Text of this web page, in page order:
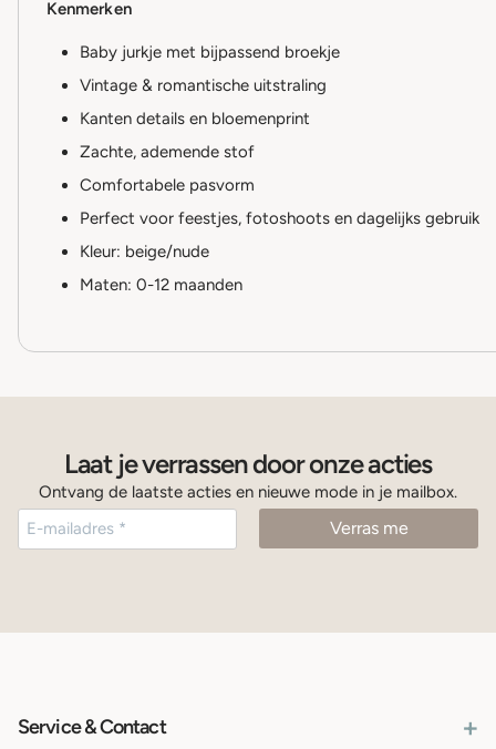
Kenmerken
Baby jurkje met bijpassend broekje
Vintage & romantische uitstraling
Kanten details en bloemenprint
Zachte, ademende stof
Comfortabele pasvorm
Perfect voor feestjes, fotoshoots en dagelijks gebruik
Kleur: beige/nude
Maten: 0-12 maanden
Laat je verrassen door onze acties
Ontvang de laatste acties en nieuwe mode in je mailbox.
Service & Contact +